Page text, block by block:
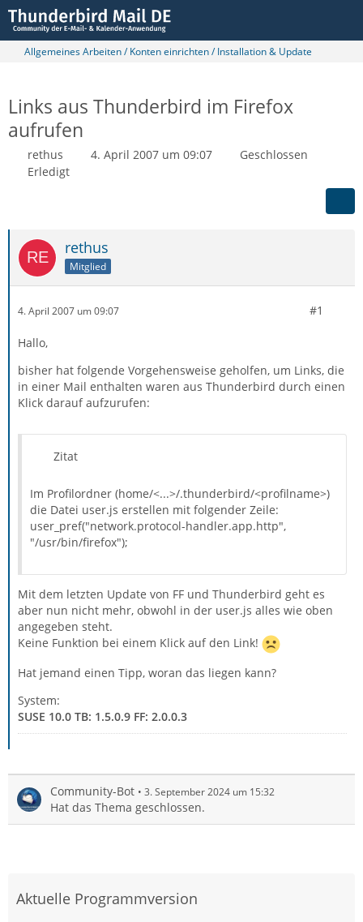
Allgemeines Arbeiten / Konten einrichten / Installation & Update
Links aus Thunderbird im Firefox
aufrufen
rethus 4. April 2007 um 09:07
Geschlossen
Erledigt
rethus
Mitglied
4. April 2007 um 09:07 #1
Hallo,
bisher hat folgende Vorgehensweise geholfen, um Links, die
in einer Mail enthalten waren aus Thunderbird durch einen
Klick darauf aufzurufen:
Zitat
Im Profilordner (home/<...>/.thunderbird/<profilname>)
die Datei user.js erstellen mit folgender Zeile:
user_pref("network.protocol-handler.app.http",
"/usr/bin/firefox");
Mit dem letzten Update von FF und Thunderbird geht es
aber nun nicht mehr, obwohl in der user.js alles wie oben
angegeben steht.
Keine Funktion bei einem Klick auf den Link!
Hat jemand einen Tipp, woran das liegen kann?
System:
SUSE 10.0 TB: 1.5.0.9 FF: 2.0.0.3
Community-Bot 3. September 2024 um 15:32
Hat das Thema geschlossen.
Aktuelle Programmversion